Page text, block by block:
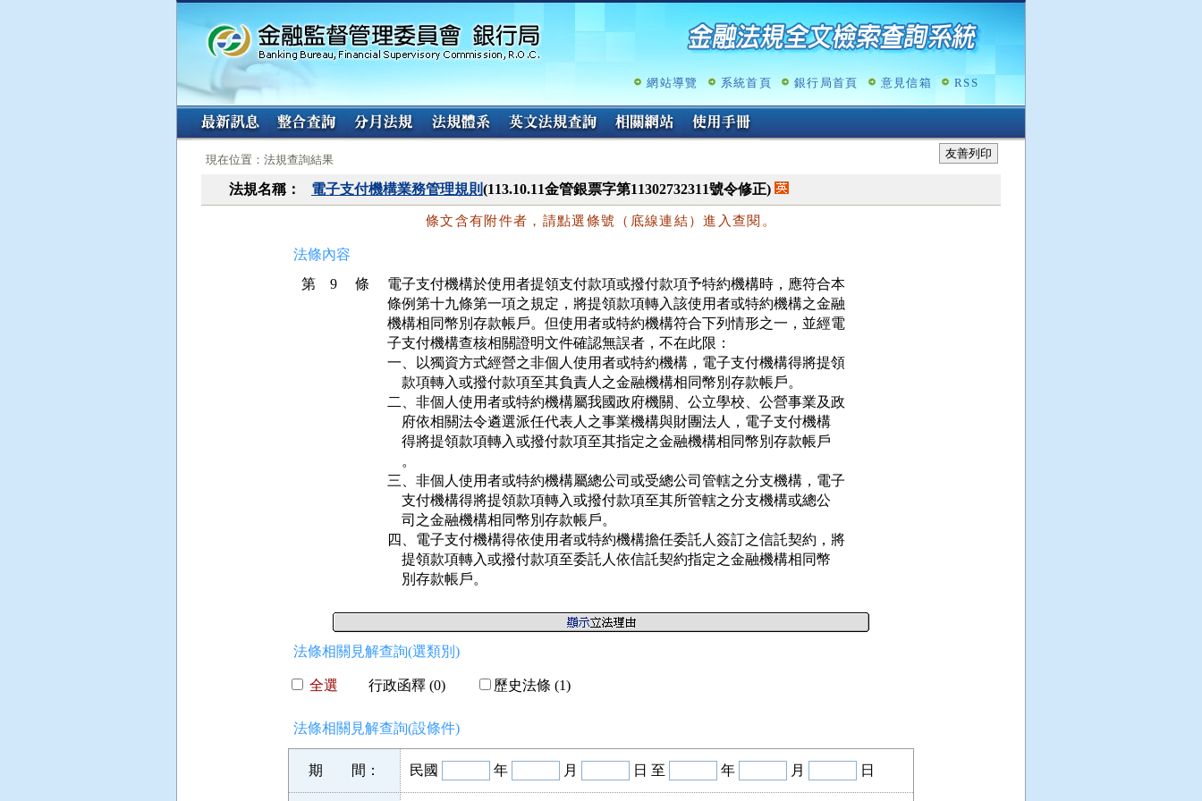
跳
容
網站導覽 系統首頁 銀行局首頁 意見信箱 RSS
:::
現在位置：法規查詢結果 友善列印
法規名稱： 電子支付機構業務管理規則(113.10.11金管銀票字第11302732311號令修正)
條文含有附件者，請點選條號（底線連結）進入查閱。
法條內容
第 9 條
電子支付機構於使用者提領支付款項或撥付款項予特約機構時，應符合本
條例第十九條第一項之規定，將提領款項轉入該使用者或特約機構之金融
機構相同幣別存款帳戶。但使用者或特約機構符合下列情形之一，並經電
子支付機構查核相關證明文件確認無誤者，不在此限：
一、以獨資方式經營之非個人使用者或特約機構，電子支付機構得將提領
    款項轉入或撥付款項至其負責人之金融機構相同幣別存款帳戶。
二、非個人使用者或特約機構屬我國政府機關、公立學校、公營事業及政
    府依相關法令遴選派任代表人之事業機構與財團法人，電子支付機構
    得將提領款項轉入或撥付款項至其指定之金融機構相同幣別存款帳戶
    。
三、非個人使用者或特約機構屬總公司或受總公司管轄之分支機構，電子
    支付機構得將提領款項轉入或撥付款項至其所管轄之分支機構或總公
    司之金融機構相同幣別存款帳戶。
四、電子支付機構得依使用者或特約機構擔任委託人簽訂之信託契約，將
    提領款項轉入或撥付款項至委託人依信託契約指定之金融機構相同幣
    別存款帳戶。
法條相關見解查詢(選類別)
全選 行政函釋 (0) 歷史法條 (1)
法條相關見解查詢(設條件)
期 間： 民國 年 月 日 至 年 月 日